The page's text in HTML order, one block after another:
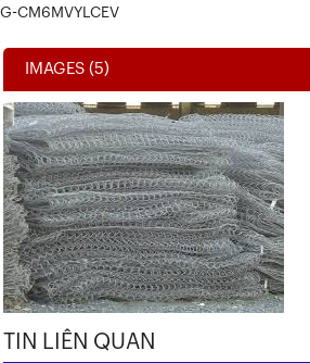
G-CM6MVYLCEV
IMAGES (5)
TIN LIÊN QUAN